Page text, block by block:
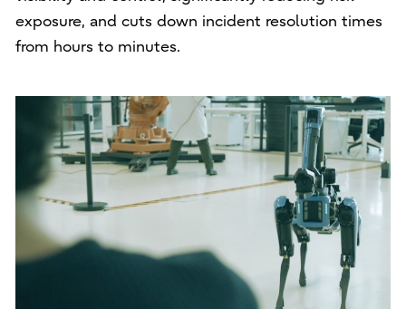
exposure, and cuts down incident resolution times
from hours to minutes.